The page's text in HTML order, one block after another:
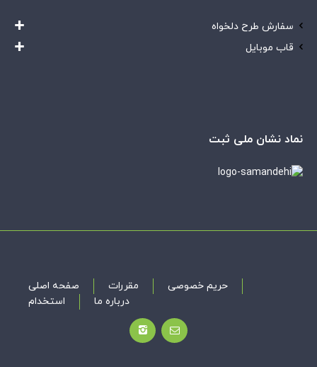
سفارش طرح دلخواه
قاب موبایل
نماد نشان ملی ثبت
صفحه اصلی مقررات
حریم خصوصی
استخدام
درباره ما